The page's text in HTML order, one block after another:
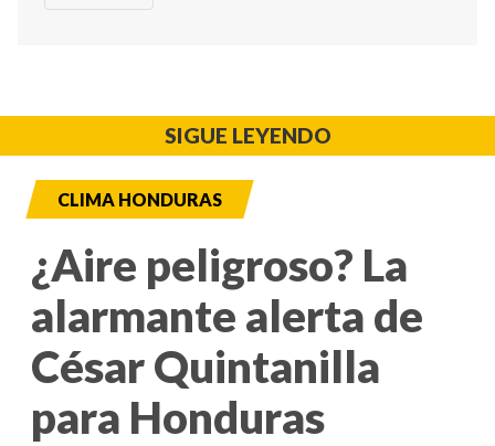
SIGUE LEYENDO
CLIMA HONDURAS
¿Aire peligroso? La
alarmante alerta de
César Quintanilla
para Honduras